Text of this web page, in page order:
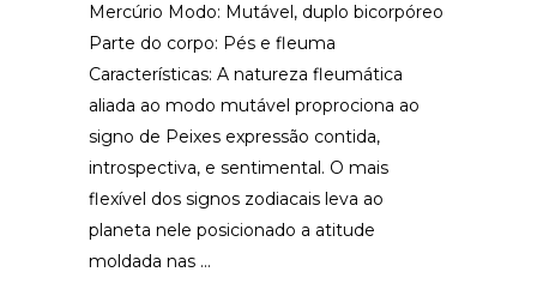
Mercúrio Modo: Mutável, duplo bicorpóreo
Parte do corpo: Pés e fleuma
Características: A natureza fleumática
aliada ao modo mutável proprociona ao
signo de Peixes expressão contida,
introspectiva, e sentimental. O mais
flexível dos signos zodiacais leva ao
planeta nele posicionado a atitude
moldada nas